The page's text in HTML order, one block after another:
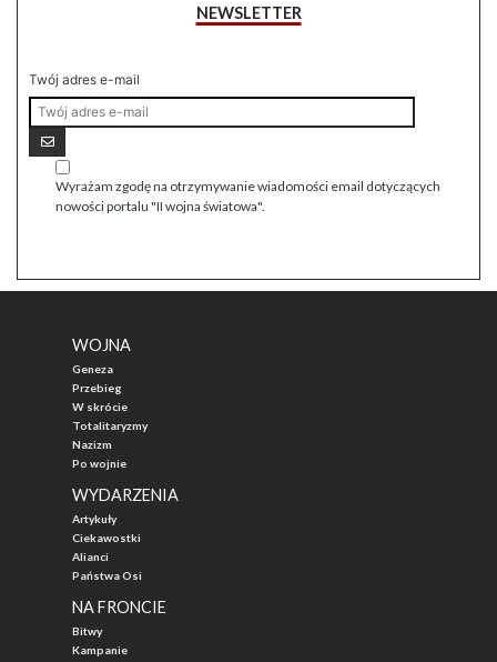
NEWSLETTER
Twój adres e-mail
Wyrażam zgodę na otrzymywanie wiadomości email dotyczących
nowości portalu "II wojna światowa".
WOJNA
Geneza
Przebieg
W skrócie
Totalitaryzmy
Nazizm
Po wojnie
WYDARZENIA
Artykuły
Ciekawostki
Alianci
Państwa Osi
NA FRONCIE
Bitwy
Kampanie